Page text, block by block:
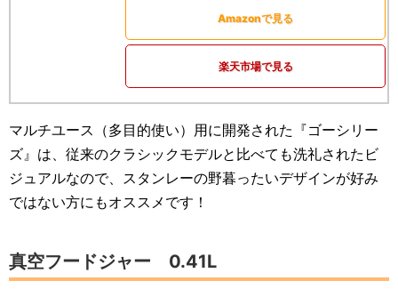
Amazonで見る
楽天市場で見る
マルチユース（多目的使い）用に開発された『ゴーシリー
ズ』は、従来のクラシックモデルと比べても洗礼されたビ
ジュアルなので、スタンレーの野暮ったいデザインが好み
ではない方にもオススメです！
真空フードジャー 0.41L